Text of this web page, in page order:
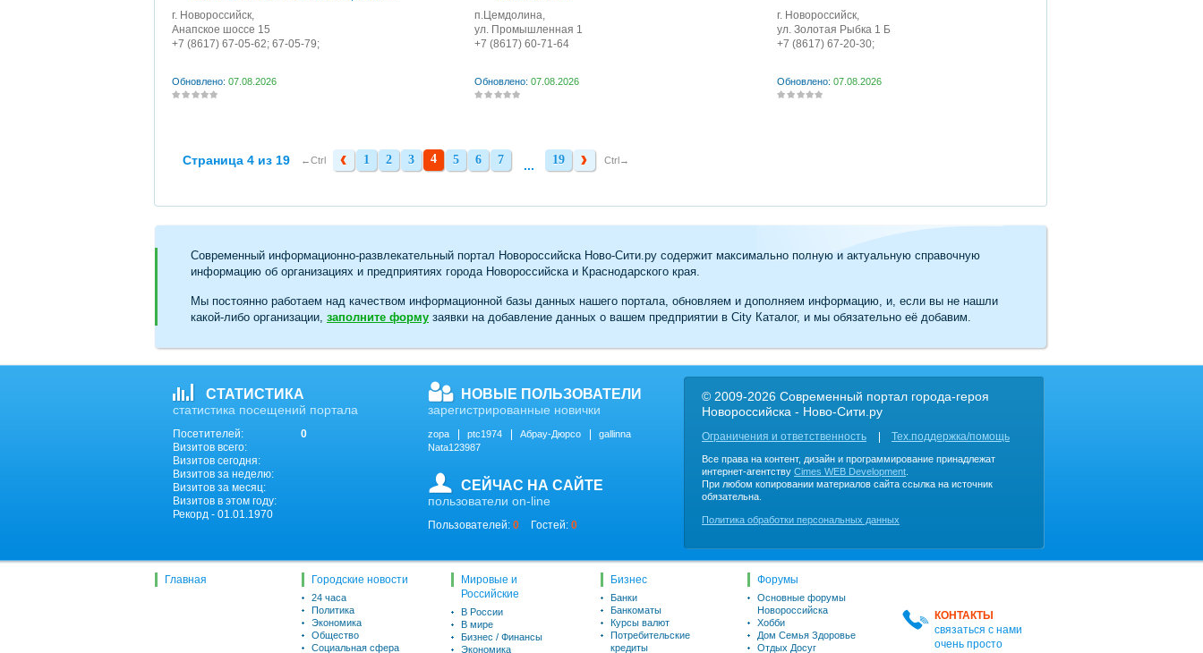
г. Новороссийск,
Анапское шоссе 15
+7 (8617) 67-05-62; 67-05-79;
Обновлено: 07.08.2026
п.Цемдолина,
ул. Промышленная 1
+7 (8617) 60-71-64
Обновлено: 07.08.2026
г. Новороссийск,
ул. Золотая Рыбка 1 Б
+7 (8617) 67-20-30;
Обновлено: 07.08.2026
Страница 4 из 19 ←Ctrl 1
1 2
2 3
3 4 5
5 6
6 7
7 ... 19
19 Ctrl→
Современный информационно-развлекательный портал Новороссийска Ново-Сити.ру содержит максимально полную и актуальную справочную
информацию об организациях и предприятиях города Новороссийска и Краснодарского края.
Мы постоянно работаем над качеством информационной базы данных нашего портала, обновляем и дополняем информацию, и, если вы не нашли
какой-либо организации, заполните форму заявки на добавление данных о вашем предприятии в City Каталог, и мы обязательно её добавим.
© 2009-2026 Современный портал города-героя
Новороссийска - Ново-Сити.ру
Ограничения и ответственность Тех.поддержка/помощь
Все права на контент, дизайн и программирование принадлежат
интернет-агентству Cimes WEB Development
При любом копировании материалов сайта ссылка на источник
обязательна.
Политика обработки персональных данных
СТАТИСТИКА
статистика посещений портала
Посетителей:
0
Визитов всего:
Визитов сегодня:
Визитов за неделю:
Визитов за месяц:
Визитов в этом году:
Рекорд - 01.01.1970
НОВЫЕ ПОЛЬЗОВАТЕЛИ
зарегистрированные новички
zopa ptc1974 Абрау-Дюрсо
gallinna
Nata123987
СЕЙЧАС НА САЙТЕ
пользователи on-line
Пользователей: 0 Гостей: 0
КОНТАКТЫ
связаться с нами
очень просто
Главная Городские новости
24 часа
Политика
Экономика
Общество
Социальная сфера
Мировые и
Российские
В России
В мире
Бизнес / Финансы
Экономика
Бизнес
Банки
Банкоматы
Курсы валют
Потребительские
кредиты
Форумы
Основные форумы
Новороссийска
Хобби
Дом Семья Здоровье
Отдых Досуг